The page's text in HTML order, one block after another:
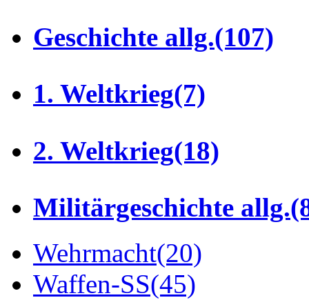
Geschichte allg.(107)
1. Weltkrieg(7)
2. Weltkrieg(18)
Militärgeschichte allg.
Wehrmacht(20)
Waffen-SS(45)